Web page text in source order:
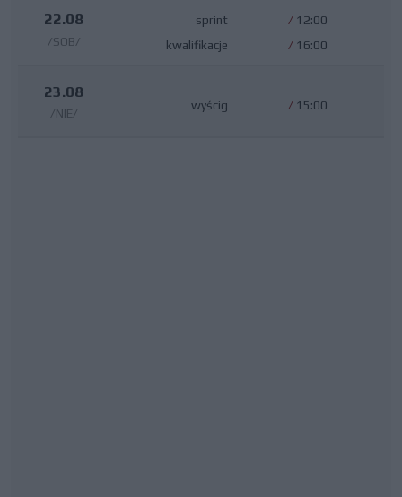
22.08
/SOB/
sprint
kwalifikacje
/ 12:00
/ 16:00
23.08
/NIE/
wyścig / 15:00